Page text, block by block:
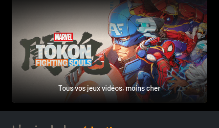
Tous vos jeux vidéos, moins cher